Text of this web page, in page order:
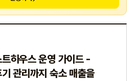
하우스 운영 가이드 -
관리까지 숙소 매출을